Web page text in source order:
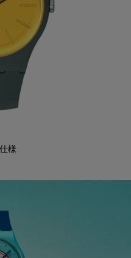
仕様